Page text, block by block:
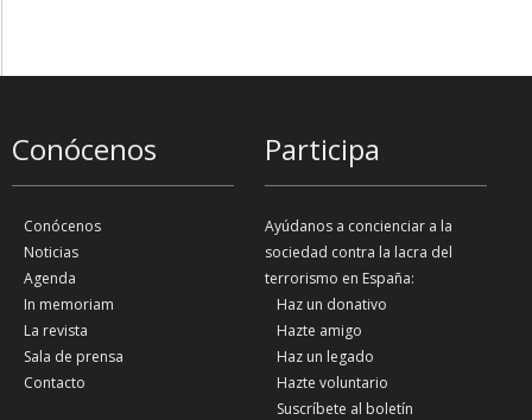
Conócenos
Conócenos
Noticias
Agenda
In memoriam
La revista
Sala de prensa
Contacto
Participa
Ayúdanos a concienciar a la
sociedad contra la lacra del
terrorismo en España:
Haz un donativo
Hazte amigo
Haz un legado
Hazte voluntario
Suscríbete al boletín